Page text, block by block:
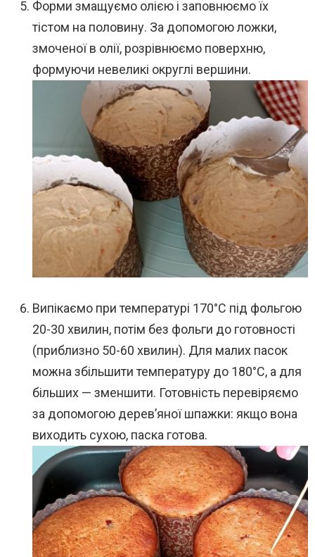
Форми змащуємо олією і заповнюємо їх
тістом на половину. За допомогою ложки,
змоченої в олії, розрівнюємо поверхню,
формуючи невеликі округлі вершини.
Випікаємо при температурі 170°C під фольгою
20-30 хвилин, потім без фольги до готовності
(приблизно 50-60 хвилин). Для малих пасок
можна збільшити температуру до 180°C, а для
більших — зменшити. Готовність перевіряємо
за допомогою дерев’яної шпажки: якщо вона
виходить сухою, паска готова.